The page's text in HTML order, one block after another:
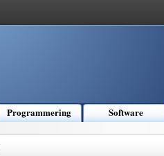
Programmering Software